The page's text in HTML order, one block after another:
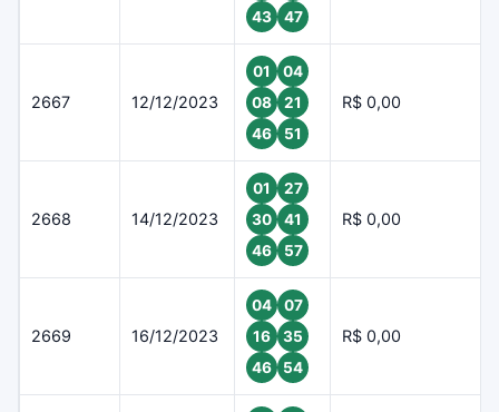
43
47
2667 12/12/2023
01
04
08
21
46
51
R$ 0,00
2668 14/12/2023
01
27
30
41
46
57
R$ 0,00
2669 16/12/2023
04
07
16
35
46
54
R$ 0,00